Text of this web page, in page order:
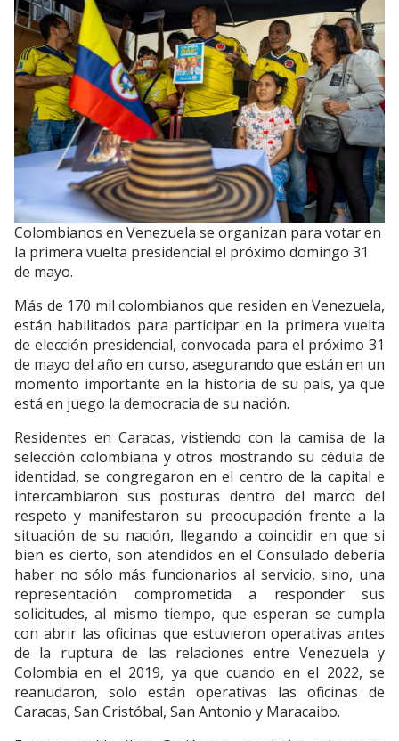
Colombianos en Venezuela se organizan para votar en
la primera vuelta presidencial el próximo domingo 31
de mayo.
Más de 170 mil colombianos que residen en Venezuela,
están habilitados para participar en la primera vuelta
de elección presidencial, convocada para el próximo 31
de mayo del año en curso, asegurando que están en un
momento importante en la historia de su país, ya que
está en juego la democracia de su nación.
Residentes en Caracas, vistiendo con la camisa de la
selección colombiana y otros mostrando su cédula de
identidad, se congregaron en el centro de la capital e
intercambiaron sus posturas dentro del marco del
respeto y manifestaron su preocupación frente a la
situación de su nación, llegando a coincidir en que si
bien es cierto, son atendidos en el Consulado debería
haber no sólo más funcionarios al servicio, sino, una
representación comprometida a responder sus
solicitudes, al mismo tiempo, que esperan se cumpla
con abrir las oficinas que estuvieron operativas antes
de la ruptura de las relaciones entre Venezuela y
Colombia en el 2019, ya que cuando en el 2022, se
reanudaron, solo están operativas las oficinas de
Caracas, San Cristóbal, San Antonio y Maracaibo.